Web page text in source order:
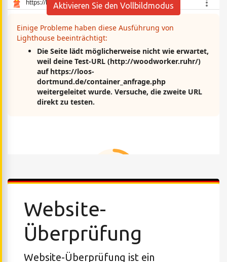
Aktivieren Sie den Vollbildmodus
Website-
Überprüfung
Website-Überprüfung ist ein